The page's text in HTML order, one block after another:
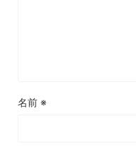
名前 ※